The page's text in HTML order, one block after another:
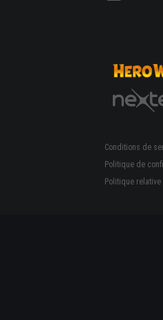
Conditions de
Politique de
Politique